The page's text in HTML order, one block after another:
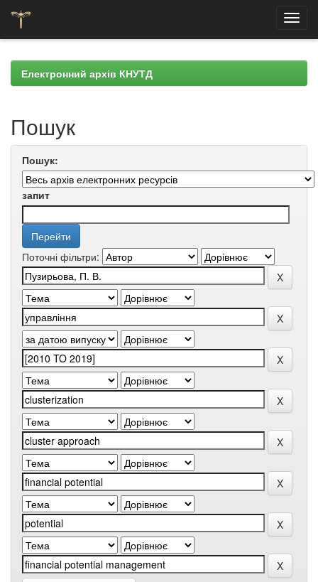
navigationЕлектронний архів КНУТД
Пошук
Пошук:
запит
Поточні фільтри: